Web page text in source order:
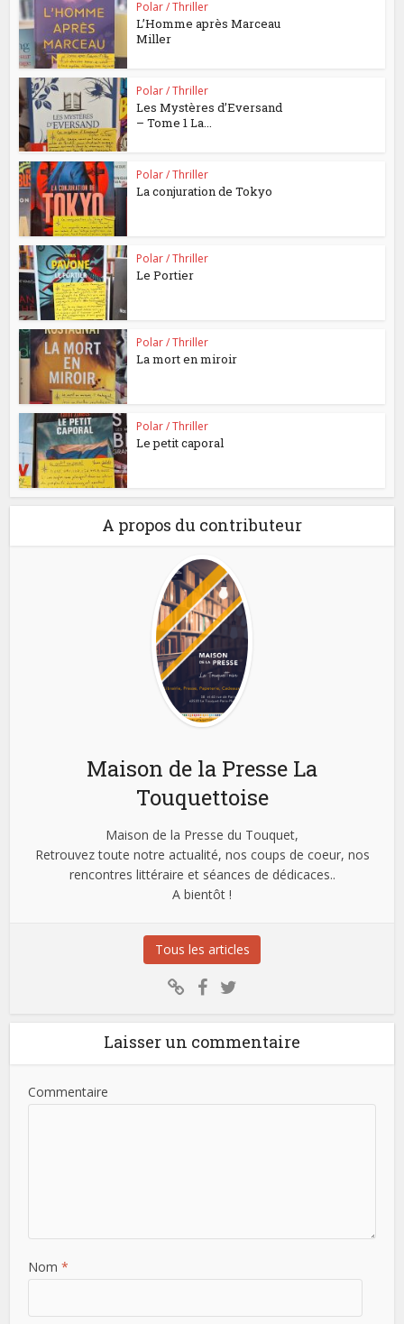
Polar / Thriller
L’Homme après Marceau
Miller
Polar / Thriller
Les Mystères d’Eversand
– Tome 1 La...
Polar / Thriller
La conjuration de Tokyo
Polar / Thriller
Le Portier
Polar / Thriller
La mort en miroir
Polar / Thriller
Le petit caporal
A propos du contributeur
Maison de la Presse La
Touquettoise
Maison de la Presse du Touquet,
Retrouvez toute notre actualité, nos coups de coeur, nos
rencontres littéraire et séances de dédicaces..
A bientôt !
Tous les articles
Laisser un commentaire
Commentaire
Nom *